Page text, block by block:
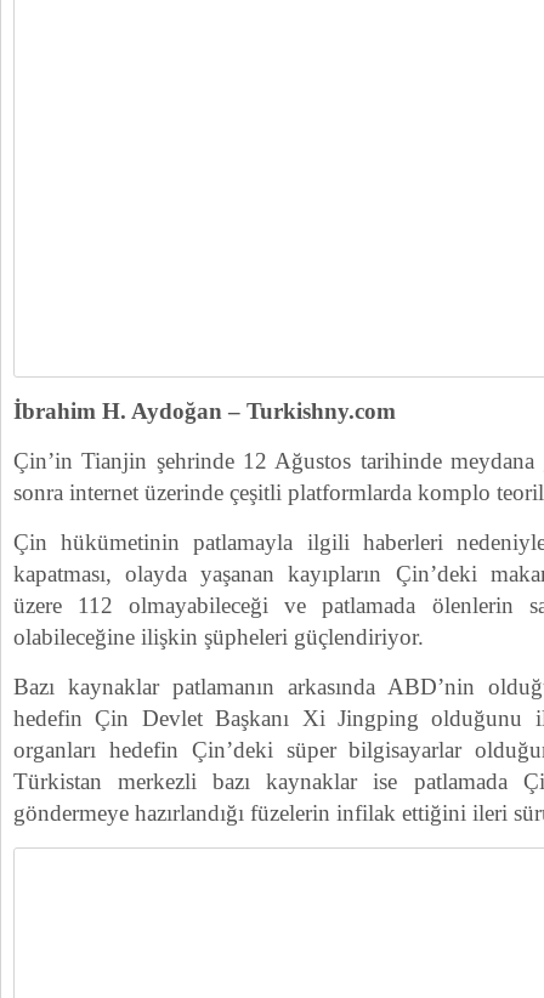
İbrahim H. Aydoğan – Turkishny.com
Çin’in Tianjin şehrinde 12 Ağustos tarihinde meydana
sonra internet üzerinde çeşitli platformlarda komplo
Çin hükümetinin patlamayla ilgili haberleri nedeniyle
kapatması, olayda yaşanan kayıpların Çin’deki
üzere 112 olmayabileceği ve patlamada ölenlerin
olabileceğine ilişkin şüpheleri güçlendiriyor.
Bazı kaynaklar patlamanın arkasında ABD’nin
hedefin Çin Devlet Başkanı Xi Jingping olduğunu
organları hedefin Çin’deki süper bilgisayarlar
Türkistan merkezli bazı kaynaklar ise patlamada
göndermeye hazırlandığı füzelerin infilak ettiğini ileri